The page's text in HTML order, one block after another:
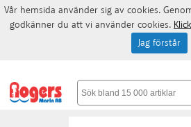
Vår hemsida använder sig av cookies.
godkänner du att vi använder cookies.
Jag förstår